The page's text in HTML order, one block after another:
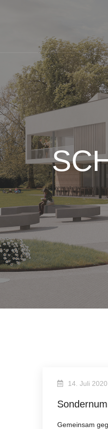
14. Juli 2020
Gemeinsam